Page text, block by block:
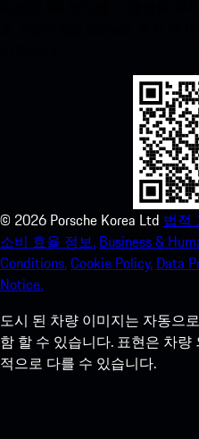
© 2026 Porsche Korea Ltd 법적
소비 효율 정보. Business &
Conditions.Cookie Policy. Data
Notice.
도시 된 차량 이미지는 자동으
함 할 수 있습니다. 표현은 차
적으로 다를 수 있습니다.